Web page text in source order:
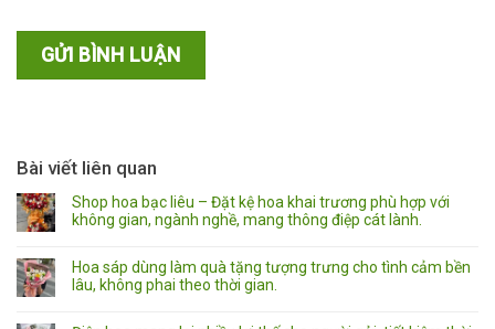
Bài viết liên quan
Shop hoa bạc liêu – Đặt kệ hoa khai trương phù hợp với
không gian, ngành nghề, mang thông điệp cát lành.
Hoa sáp dùng làm quà tặng tượng trưng cho tình cảm bền
lâu, không phai theo thời gian.